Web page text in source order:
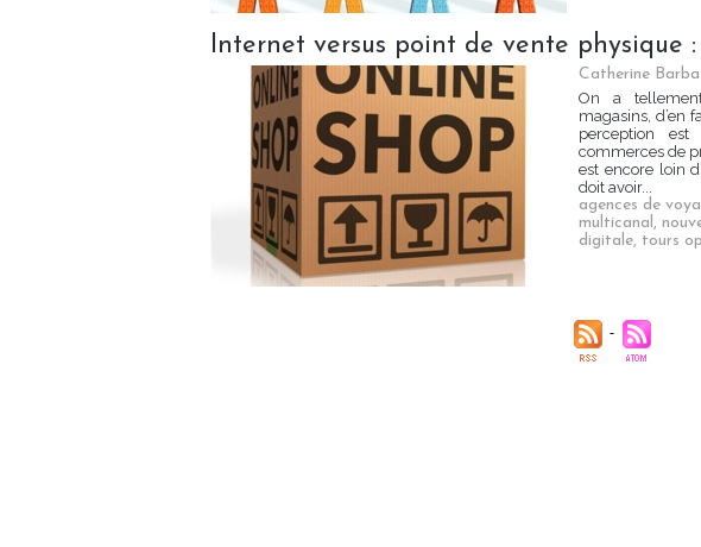
Internet versus point de vente physique
Catherine
On a
magasins, d’en
perception
commerces de
est encore loin
doit avoir...
agences de
multicanal,
digitale, tours